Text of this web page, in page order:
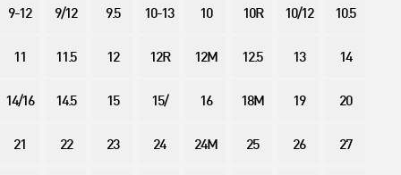
9-12 9/12 9.5 10-13 10 10R 10/12 10.5
11 11.5 12 12R 12M 12.5 13 14
14/16 14.5 15 15/ 16 18M 19 20
21 22 23 24 24M 25 26 27